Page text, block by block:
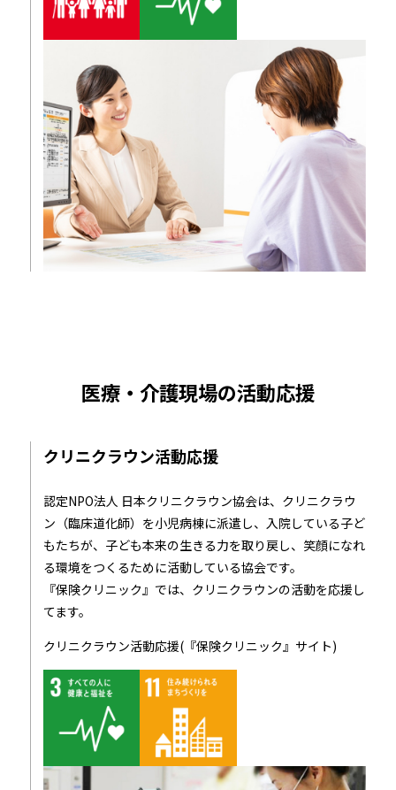
医療・介護現場の活動応援
クリニクラウン活動応援
認定NPO法人 日本クリニクラウン協会は、クリニクラウ
ン（臨床道化師）を小児病棟に派遣し、入院している子ど
もたちが、子ども本来の生きる力を取り戻し、笑顔になれ
る環境をつくるために活動している協会です。
『保険クリニック』では、クリニクラウンの活動を応援し
てます。
クリニクラウン活動応援(『保険クリニック』サイト)